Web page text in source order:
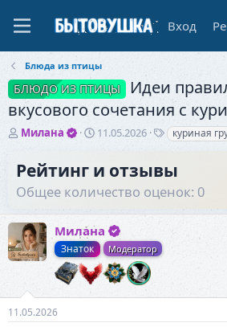
Вход
Блюда из птицы
БЛЮДО ИЗ ПТИЦЫ
Идеи
вкусового сочетания с
А
о
р
е
м
ы
Милана
Д
а
н
ч
а
л
а
11.05.2026
Т
и
куриная
Рейтинг и отзывы
Общее количество оценок: 0
Милана
Знаток Модератор
11.05.2026